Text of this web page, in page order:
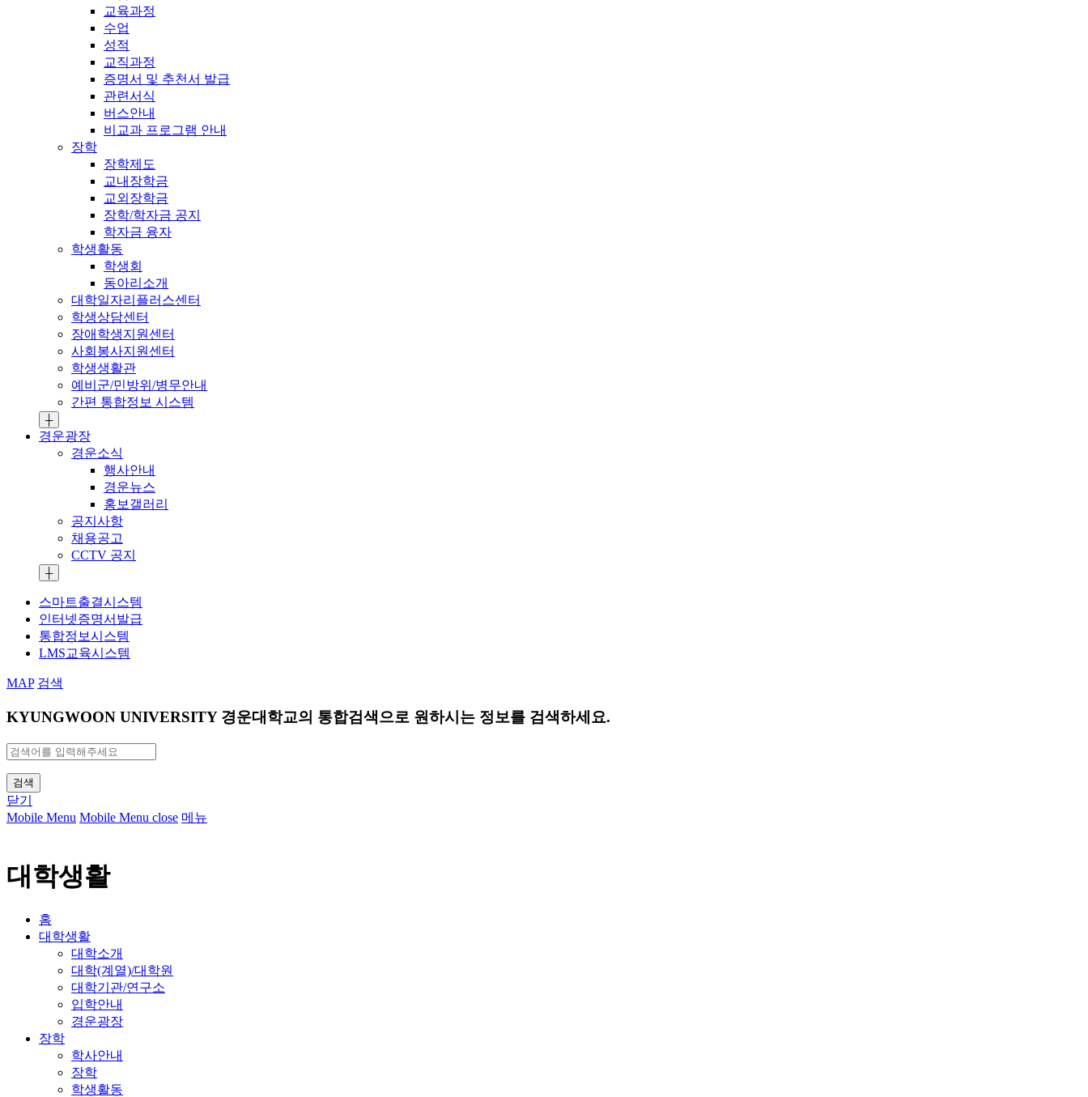
교육과정
수업
성적
교직과정
증명서 및 추천서 발급
관련서식
버스안내
비교과 프로그램 안내
장학
장학제도
교내장학금
교외장학금
장학/학자금 공지
학자금 융자
학생활동
학생회
동아리소개
대학일자리플러스센터
학생상담센터
장애학생지원센터
사회봉사지원센터
학생생활관
예비군/민방위/병무안내
간편 통합정보 시스템
┼
경운광장
경운소식
행사안내
경운뉴스
홍보갤러리
공지사항
채용공고
CCTV 공지
┼
스마트출결시스템
인터넷증명서발급
통합정보시스템
LMS교육시스템
MAP 검색
KYUNGWOON UNIVERSITY 경운대학교의 통합검색으로 원하시는 정보를 검색하세요.
검색
닫기
Mobile Menu Mobile Menu close 메뉴
대학생활
홈
대학생활
대학소개
대학(계열)/대학원
대학기관/연구소
입학안내
경운광장
장학
학사안내
장학
학생활동